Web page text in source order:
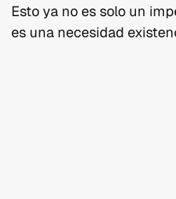
Esto ya no es solo un
es una necesidad